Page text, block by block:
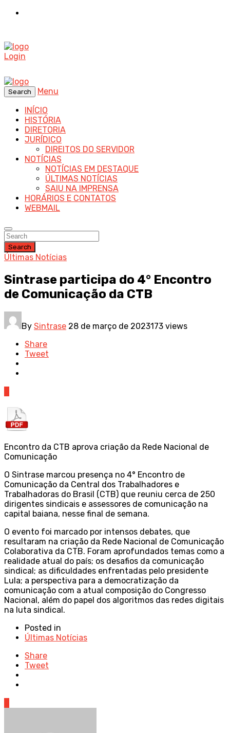
Login
Search
Menu
INÍCIO
HISTÓRIA
DIRETORIA
JURÍDICO
DIREITOS DO SERVIDOR
NOTÍCIAS
NOTÍCIAS EM DESTAQUE
ÚLTIMAS NOTÍCIAS
SAIU NA IMPRENSA
HORÁRIOS E CONTATOS
WEBMAIL
Search
Últimas Notícias
Sintrase participa do 4° Encontro
de Comunicação da CTB
By Sintrase 28 de março de 2023173 views
Share
Tweet
Encontro da CTB aprova criação da Rede Nacional de
Comunicação
O Sintrase marcou presença no 4° Encontro de
Comunicação da Central dos Trabalhadores e
Trabalhadoras do Brasil (CTB) que reuniu cerca de 250
dirigentes sindicais e assessores de comunicação na
capital baiana, nesse final de semana.
O evento foi marcado por intensos debates, que
resultaram na criação da Rede Nacional de Comunicação
Colaborativa da CTB. Foram aprofundados temas como a
realidade atual do país; os desafios da comunicação
sindical; as dificuldades enfrentadas pelo presidente
Lula; a perspectiva para a democratização da
comunicação com a atual composição do Congresso
Nacional, além do papel dos algoritmos das redes digitais
na luta sindical.
Posted in
Últimas Notícias
Share
Tweet